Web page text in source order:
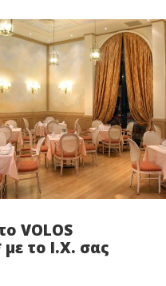
VOLOS
με το Ι.Χ. σας